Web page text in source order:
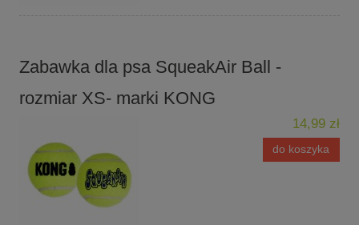
Zabawka dla psa SqueakAir Ball -
rozmiar XS- marki KONG
14,99 zł
do koszyka